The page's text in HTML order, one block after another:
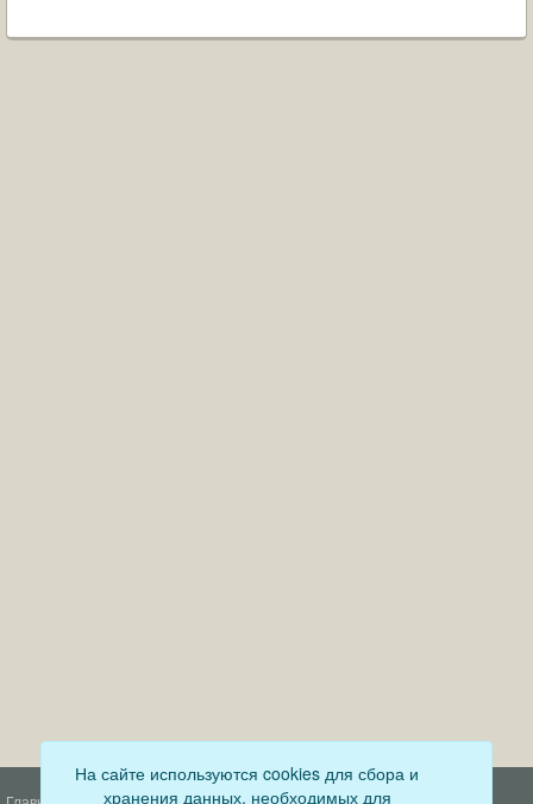
На сайте используются cookies для сбора и
хранения данных, необходимых для